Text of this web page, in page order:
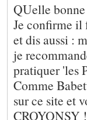
QUelle
Je confirme il
et dis aussi :
je
pratiquer 'les
Comme
sur ce site et
CROYONSY